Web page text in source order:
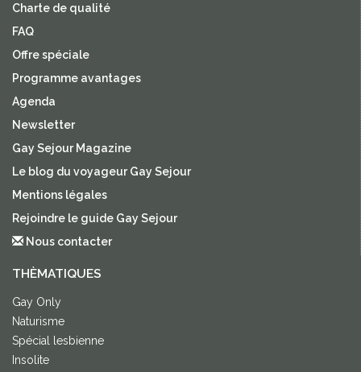
Charte de qualité
FAQ
Offre spéciale
Programme avantages
Agenda
Newsletter
Gay Sejour Magazine
Le blog du voyageur Gay Sejour
Mentions légales
Rejoindre le guide Gay Sejour
Nous contacter
THÈMATIQUES
Gay Only
Naturisme
Spécial lesbienne
Insolite